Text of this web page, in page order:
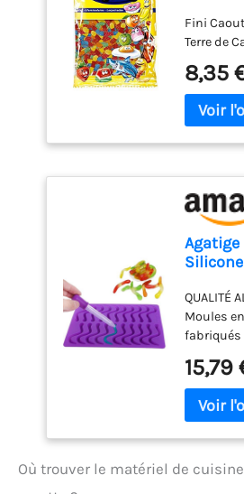
Fini
Terre de
8,35
Agatige
en
de Vers
à
pour
Savon,
QUALITÉ
Moules
fabriqués
Avec ce
risque de
facilement
15,79
Où trouver le matériel de